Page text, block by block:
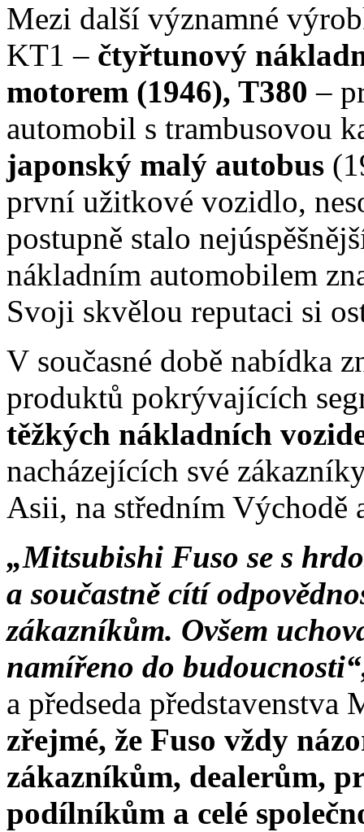
Mezi další významné
KT1 – čtyřtunový
motorem (1946), T380–
automobil s trambusovou
japonský malý autobus
první užitkové vozidlo,
postupně stalo
nákladním automobilem
Svoji skvělou reputaci si
V současné době nabídka
produktů pokrývajících
těžkých nákladních
nacházejících své
Asii, na středním Východě
„Mitsubishi Fuso se s
a součastně cítí
zákazníkům. Ovšem
namířeno do
a předseda
zřejmé, že Fuso vždy
zákazníkům, dealerům,
podílníkům a celé